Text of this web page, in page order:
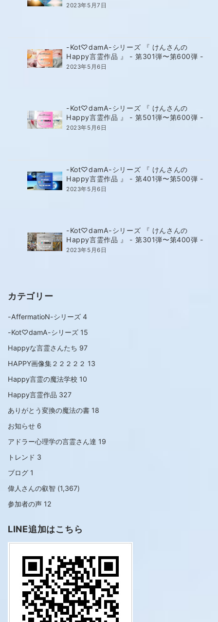
2023年5月7日
-Kot♡damA-シリーズ 『 けんさんの
Happy言霊作品 』 - 第301弾〜第600弾 -
2023年5月6日
-Kot♡damA-シリーズ 『 けんさんの
Happy言霊作品 』 - 第501弾〜第600弾 -
2023年5月6日
-Kot♡damA-シリーズ 『 けんさんの
Happy言霊作品 』 - 第401弾〜第500弾 -
2023年5月6日
-Kot♡damA-シリーズ 『 けんさんの
Happy言霊作品 』 - 第301弾〜第400弾 -
2023年5月6日
カテゴリー
-AffermatioN-シリーズ 4
-Kot♡damA-シリーズ 15
Happyな言霊さんたち 97
HAPPY画像集２２２２２ 13
Happy言霊の魔法学校 10
Happy言霊作品 327
ありがとう変換の魔法の書 18
お知らせ 6
アドラー心理学の言霊さん達 19
トレンド 3
ブログ 1
偉人さんの叡智 (1,367)
参加者の声 12
LINE追加はこちら